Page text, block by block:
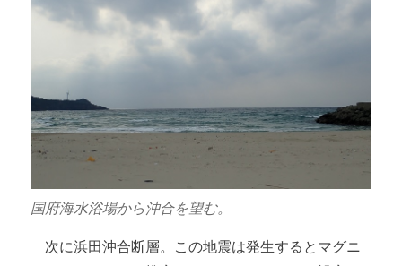
国府海水浴場から沖合を望む。
次に浜田沖合断層。この地震は発生するとマグニ